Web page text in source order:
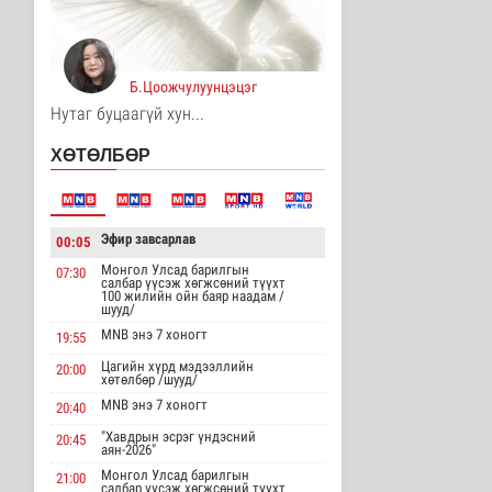
15 цаг 1 минутын өмнө
Хирошимад иргэд
Японы зэвсгийн
экспортын бодлогы..
Дэлхийд
15 цаг 13 минутын өмнө
Трамп Ирантай
шинэ гарц эрэлх..
15 цаг 21 минутын өмнө
Европ даяар хэт халалт
эрчимжиж байна
Дэлхийд
Голууд үертэй байна
16 цаг 47 минутын өмнө
Б.Цоожчулуунцэцэг
Нутаг буцаагүй хун...
ХӨТӨЛБӨР
00:05 Эфир завсарлав
07:30
Монгол Улсад барилгын
салбар үүсэж хөгжсөний түүхт
100 жилийн ойн баяр наадам /
шууд/
19:55
MNB энэ 7 хоногт
20:00
Цагийн хүрд мэдээллийн
хөтөлбөр /шууд/
20:40
MNB энэ 7 хоногт
20:45
"Хавдрын эсрэг үндэсний
аян-2026"
21:00
Монгол Улсад барилгын
салбар үүсэж хөгжсөний түүхт